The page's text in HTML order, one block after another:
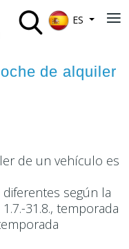
ES
de alquiler
de un vehículo es
según la
31.8., temporada
≡